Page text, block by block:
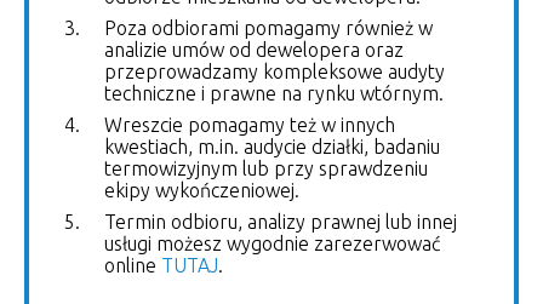
Poza odbiorami pomagamy również w
analizie umów od dewelopera oraz
przeprowadzamy kompleksowe audyty
techniczne i prawne na rynku wtórnym.
Wreszcie pomagamy też w innych
kwestiach, m.in. audycie działki, badaniu
termowizyjnym lub przy sprawdzeniu
ekipy wykończeniowej.
Termin odbioru, analizy prawnej lub innej
usługi możesz wygodnie zarezerwować
online TUTAJ